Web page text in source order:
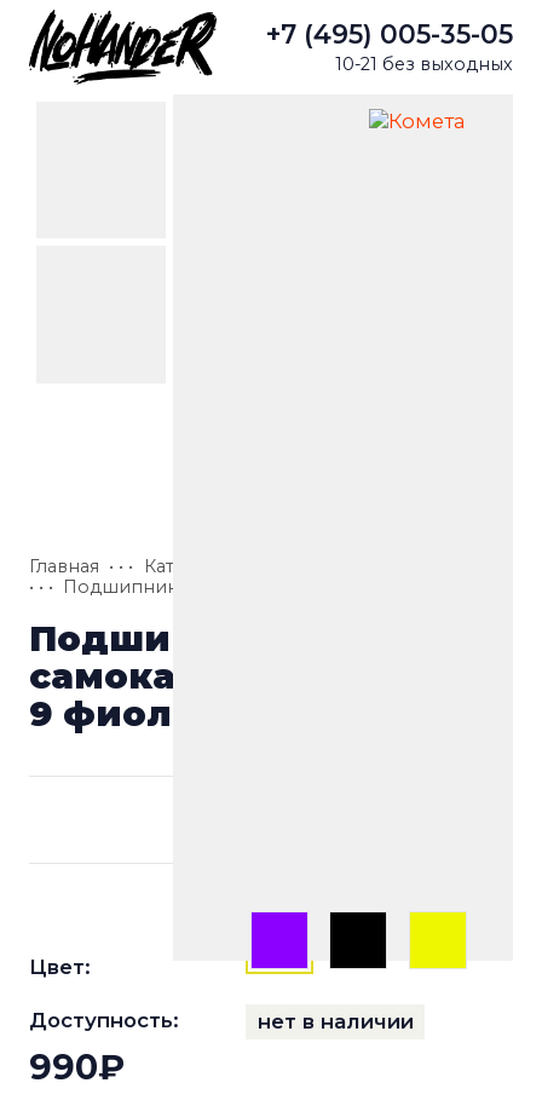
+7 (495) 005-35-05
10-21 без выходных
Главная • • • Каталог
• • •
Подшипники Комета Abec-9 Purple
Подшипники для
самоката Комета Abec-
9 фиолетовый
Цвет:
Доступность: нет в наличии
990₽